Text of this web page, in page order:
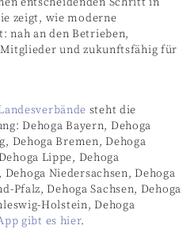
zeigt, wie moderne
nah an den Betrieben,
und zukunftsfähig für
steht die
Dehoga Bayern, Dehoga
Dehoga Bremen, Dehoga
Lippe, Dehoga
Niedersachsen, Dehoga
Pfalz, Dehoga Sachsen, Dehoga
Holstein, Dehoga
gibt es hier.